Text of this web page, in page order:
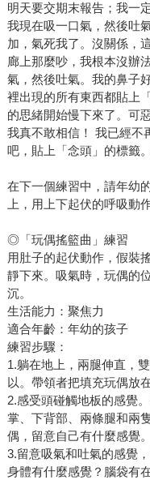
明天要交期末報告；我一
我現在吸一口氣，然後吐
加，氣死我了。沒關係，
廊上那麼吵，我根本沒辦
氣，然後吐氣。我的鼻子
裡出現的所有東西都貼上
的思緒開始慢下來了。可
我真不敢相信！ 我已經不
吧，貼上「念頭」的標籤
在下一個練習中，請年幼
上，用上下起伏的呼吸動
◎「玩偶搖籃曲」練習
用肚子的起伏動作，假裝
靜下來。吸氣時，玩偶的
沉。
生活能力：聚焦力
適合年齡：年幼的孩子
練習步驟：
1.躺在地上，兩腿伸直，
以。帶領者把填充玩偶放
2.感受頭碰觸地板的感覺
掌、下背部、兩條腿和兩
偶，留意自己有什麼感覺。
3.留意吸氣和吐氣的感覺
身體有什麼感覺？腦袋有